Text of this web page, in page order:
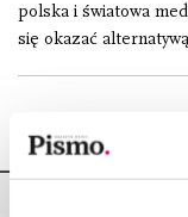
polska i światowa
się okazać